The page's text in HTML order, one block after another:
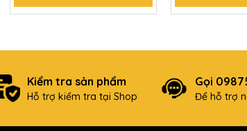
Kiểm tra sản phẩm
Hỗ trợ kiểm tra tại Shop
Gọi
Để hỗ trợ